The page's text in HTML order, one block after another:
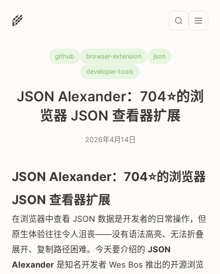
🌾
github browser-extension json
developer-tools
JSON Alexander：704⭐的浏
览器 JSON 查看器扩展
2026年4月14日
JSON Alexander：704⭐的浏览器
JSON 查看器扩展
在浏览器中查看 JSON 数据是开发者的日常操作，但
原生体验往往令人沮丧——没有语法高亮、无法折叠
展开、复制路径困难。今天要介绍的 JSON
Alexander 是知名开发者 Wes Bos 推出的开源浏览